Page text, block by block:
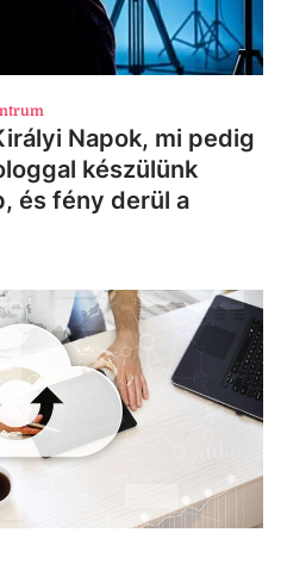
Napok, mi pedig
készülünk
és fény derül a